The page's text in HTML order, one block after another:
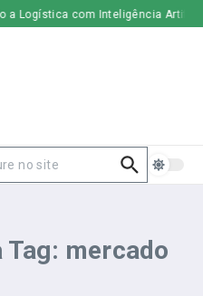
Logística com Inteligência Artificial
Tag: mercado